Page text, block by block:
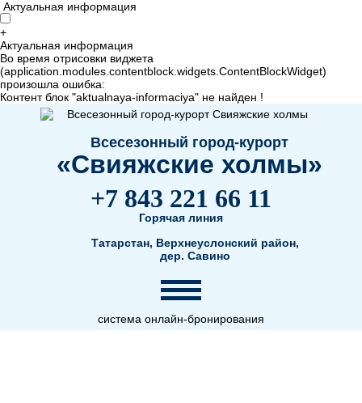
Актуальная информация
+
Актуальная информация
Во время отрисовки виджета
(application.modules.contentblock.widgets.ContentBlockWidget)
произошла ошибка:
Контент блок "aktualnaya-informaciya" не найден !
Всесезонный город-курорт
«Свияжские холмы»
+7 843 221 66 11
Горячая линия
Татарстан, Верхнеуслонский район,
дер. Савино
система онлайн-бронирования